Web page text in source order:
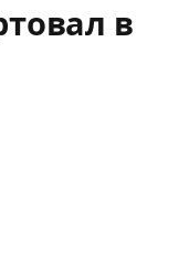
в